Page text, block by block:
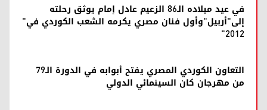
في عيد ميلاده الـ86 الزعيم عادل إمام يوثق رحلته
إلى"أربيل"وأول فنان مصري يكرمه الشعب الكوردي في"
2012"
التعاون الكوردي المصري يفتح أبوابه في الدورة الـ79
من مهرجان كان السينمائي الدولي